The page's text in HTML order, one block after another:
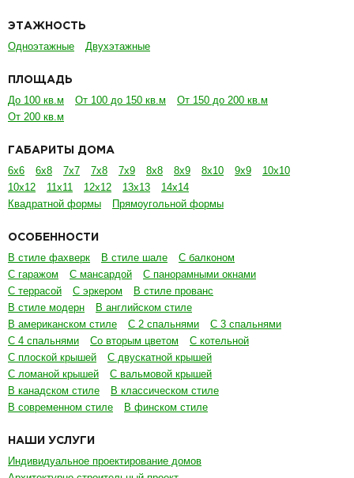
ЭТАЖНОСТЬ
Одноэтажные Двухэтажные
ПЛОЩАДЬ
До 100 кв.м От 100 до 150 кв.м
От 150 до 200 кв.м
От 200 кв.м
ГАБАРИТЫ ДОМА
6х6 6х8 7х7 7х8 7х9 8х8 8х9 8х10 9х9
10х10
10х12
11х11 12х12 13х13
14х14
Квадратной формы
Прямоугольной формы
ОСОБЕННОСТИ
В стиле фахверк В стиле шале
С балконом
С гаражом
С мансардой
С панорамными окнами
С террасой
С эркером
В стиле прованс
В стиле модерн
В английском стиле
В американском стиле
С 2 спальнями
С 3 спальнями
С 4 спальнями
Со вторым цветом
С котельной
С плоской крышей
С двускатной крышей
С ломаной крышей
С вальмовой крышей
В канадском стиле
В классическом стиле
В современном стиле
В финском стиле
НАШИ УСЛУГИ
Индивидуальное проектирование домов